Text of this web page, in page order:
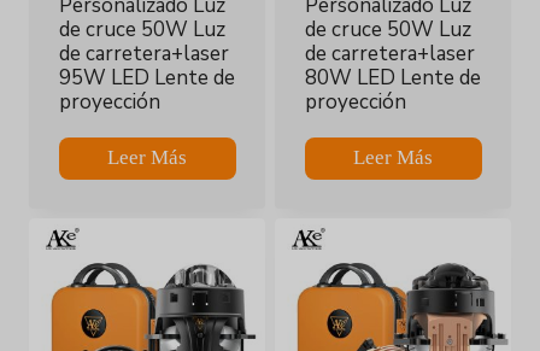
de cruce 50W Luz
de carretera+laser
95W LED Lente de
proyección
Leer Más
de cruce 50W Luz
de carretera+laser
80W LED Lente de
proyección
Leer Más